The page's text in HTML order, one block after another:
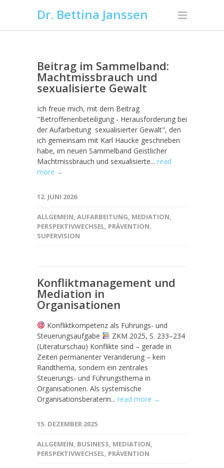
Dr. Bettina Janssen
Beitrag im Sammelband:
Machtmissbrauch und
sexualisierte Gewalt
Ich freue mich, mit dem Beitrag
"Betroffenenbeteiligung - Herausforderung bei
der Aufarbeitung ­ sexualisierter Gewalt", den
ich gemeinsam mit Karl Haucke geschrieben
habe, im neuen Sammelband Geistlicher
Machtmissbrauch und sexualisierte... read
more →
12. JUNI 2026
ALLGEMEIN, AUFARBEITUNG, MEDIATION,
PERSPEKTIVWECHSEL, PRÄVENTION,
SUPERVISION
Konfliktmanagement und
Mediation in
Organisationen
Konfliktkompetenz als Führungs- und
Steuerungsaufgabe
ZKM 2025, S. 233–234
(Literaturschau) Konflikte sind – gerade in
Zeiten permanenter Veränderung – kein
Randthema, sondern ein zentrales
Steuerungs- und Führungsthema in
Organisationen. Als systemische
Organisationsberaterin... read more →
15. DEZEMBER 2025
ALLGEMEIN, BUSINESS, MEDIATION,
PERSPEKTIVWECHSEL, PRÄVENTION